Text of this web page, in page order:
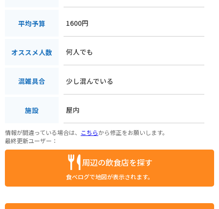
平均予算 1600円
オススメ人数 何人でも
混雑具合 少し混んでいる
施設 屋内
情報が間違っている場合は、 こちらから修正をお願いします。
最終更新ユーザー：
周辺の飲食店を探す
食べログで地図が表示されます。